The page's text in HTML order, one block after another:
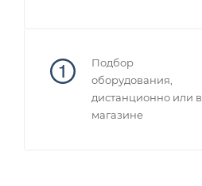
Подбор
оборудования,
дистанционно или в
магазине